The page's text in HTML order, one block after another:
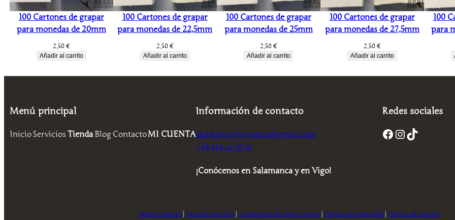
100 Cartones de grapar
para monedas de 20mm
2,50 €
Añadir al carrito
100 Cartones de grapar
para monedas de 22,5mm
2,50 €
Añadir al carrito
100 Cartones de grapar
para monedas de 25mm
2,50 €
Añadir al carrito
100 Cartones de grapar
para monedas de 27,5mm
2,50 €
Añadir al carrito
100
para
Menú principal
InicioServicios TiendaBlog ContactoMI CUENTA
Información de contacto
abadianumismatica@gmail.com
+34 614 13 59 53
¡Conócenos en Salamanca y en Vigo!
Redes sociales
Facebook InstagramTikTok
Sobre nosotros| Carta de servicios| Condiciones de venta y envío| Política de privacidad Política de cookies